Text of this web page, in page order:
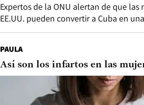
Expertos de la ONU alertan de que las
EE.UU. pueden convertir a Cuba en
PAULA
Así son los infartos en las